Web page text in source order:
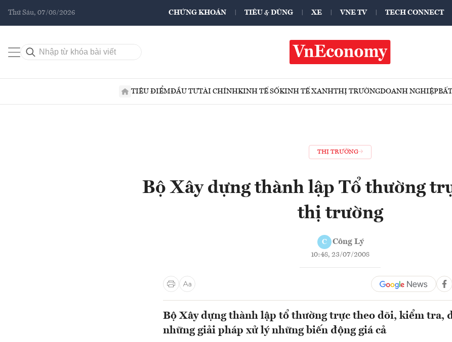
Thứ Sáu, 07/08/2026 CHỨNG KHOÁN TIÊU & DÙNG XE VNE TV TECH CONNECT
TIÊU ĐIỂMĐẦU TƯTÀI CHÍNHKINH TẾ SỐKINH TẾ XANHTHỊ TRƯỜNGDOANH NGHIỆP
THỊ TRƯỜNG
Bộ Xây dựng thành lập Tổ thường
thị trường
C Công Lý
10:48, 23/07/2008
Bộ Xây dựng thành lập tổ thường trực theo dõi, kiểm tra,
những giải pháp xử lý những biến động giá cả